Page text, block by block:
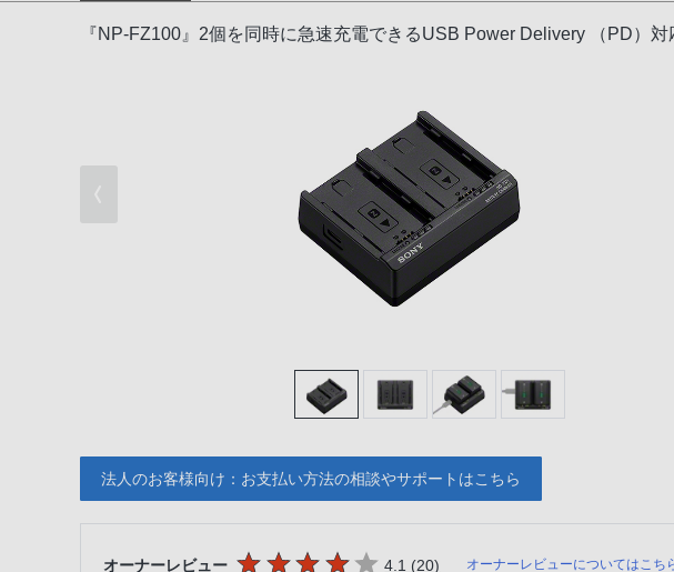
『NP-FZ100』2個を同時に急速充電できるUSB Power Delivery （PD）
法人のお客様向け：お支払い方法の相談やサポートはこちら
オーナーレビュー 5つの星のうち
4.1 (20件のレビュー
) オーナーレビューについてはこち